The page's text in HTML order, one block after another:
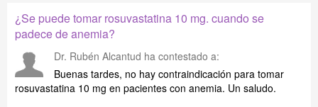
¿Se puede tomar rosuvastatina 10 mg. cuando se
padece de anemia?
Dr. Rubén Alcantud ha contestado a:
Buenas tardes, no hay contraindicación para tomar
rosuvastatina 10 mg en pacientes con anemia. Un saludo.